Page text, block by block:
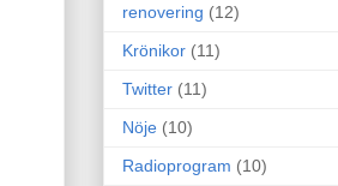
renovering (12)
Krönikor (11)
Twitter (11)
Nöje (10)
Radioprogram (10)